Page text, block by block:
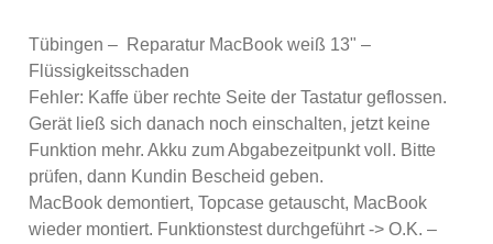
Tübingen – Reparatur MacBook weiß 13" –
Flüssigkeitsschaden
Fehler: Kaffe über rechte Seite der Tastatur geflossen.
Gerät ließ sich danach noch einschalten, jetzt keine
Funktion mehr. Akku zum Abgabezeitpunkt voll. Bitte
prüfen, dann Kundin Bescheid geben.
MacBook demontiert, Topcase getauscht, MacBook
wieder montiert. Funktionstest durchgeführt -> O.K. –